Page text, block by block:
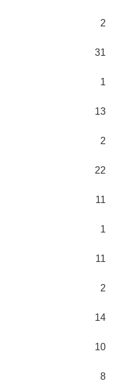
2
31
1
13
2
22
11
1
11
2
14
10
8